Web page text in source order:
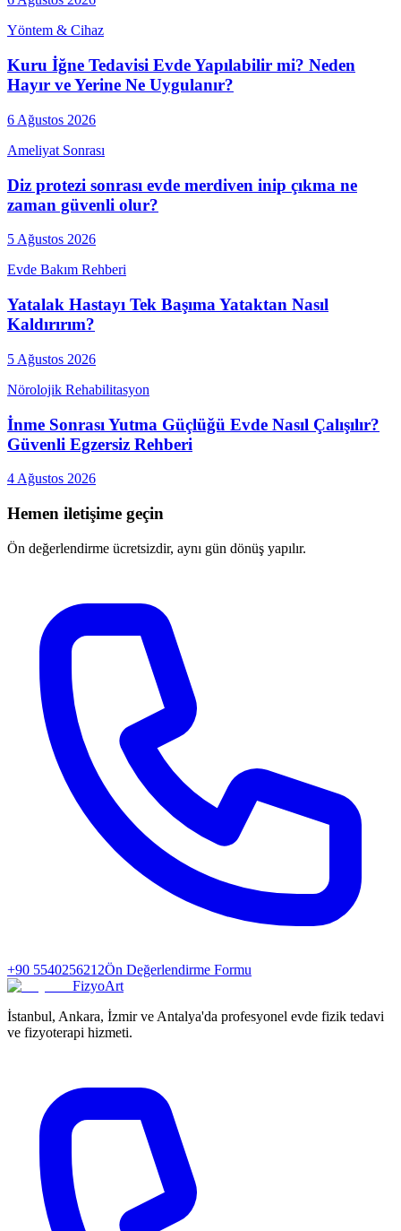
Yöntem & Cihaz
Kuru İğne Tedavisi Evde Yapılabilir mi? Neden
Hayır ve Yerine Ne Uygulanır?
6 Ağustos 2026
Ameliyat Sonrası
Diz protezi sonrası evde merdiven inip çıkma ne
zaman güvenli olur?
5 Ağustos 2026
Evde Bakım Rehberi
Yatalak Hastayı Tek Başıma Yataktan Nasıl
Kaldırırım?
5 Ağustos 2026
Nörolojik Rehabilitasyon
İnme Sonrası Yutma Güçlüğü Evde Nasıl Çalışılır?
Güvenli Egzersiz Rehberi
4 Ağustos 2026
Hemen iletişime geçin
Ön değerlendirme ücretsizdir, aynı gün dönüş yapılır.
+90 5540256212Ön Değerlendirme Formu
FizyoArt
İstanbul, Ankara, İzmir ve Antalya'da profesyonel evde fizik tedavi
ve fizyoterapi hizmeti.